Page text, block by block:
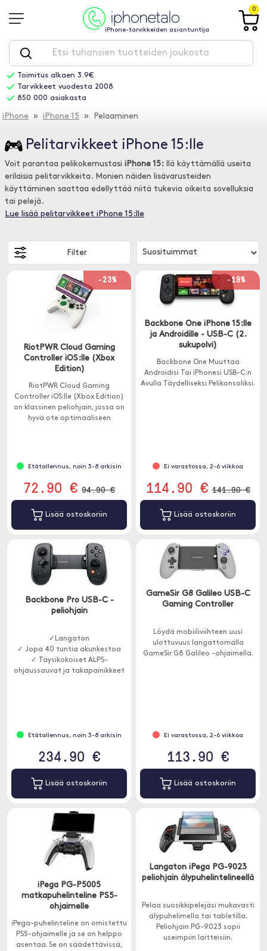
iPhone-tarvikkeiden asiantuntija
0
Toimitus alkaen 3.9€
Tarvikkeet vuodesta 2008
850 000 asiakasta
iPhone » iPhone 15 » Pelaaminen
Pelitarvikkeet iPhone 15:lle
Voit parantaa pelikokemustasi iPhone 15: llä käyttämällä useita
erilaisia pelitarvikkeita. Monien näiden lisävarusteiden
käyttäminen saattaa edellyttää niitä tukevia oikeita sovelluksia
tai pelejä.
Lue lisää pelitarvikkeet iPhone 15:lle
Filter
-23%
RiotPWR Cloud Gaming
Controller iOS:lle (Xbox
Edition)
RiotPWR Cloud Gaming
Controller iOS:lle (Xbox Edition)
on klassinen peliohjain, jossa on
hyvä ote optimaaliseen
Etätallennus, noin 3-8 arkisin
72.90 € 94.90 €
Lisää ostoskoriin
-19%
Backbone One iPhone 15:lle
ja Androidille - USB-C (2.
sukupolvi)
Backbone One Muuttaa
Androidisi Tai iPhonesi USB-C:n
Avulla Täydelliseksi Pelikonsoliksi.
Ei varastossa, 2-6 viikkoa
114.90 € 141.90 €
Lisää ostoskoriin
Backbone Pro USB-C -
peliohjain
✓Langaton
✓ Jopa 40 tuntia akunkestoa
✓ Täysikokoiset ALPS-
ohjaussauvat ja takapainikkeet
Etätallennus, noin 3-8 arkisin
234.90 €
Lisää ostoskoriin
GameSir G8 Galileo USB-C
Gaming Controller
Löydä mobiiliviihteen uusi
ulottuvuus langattomalla
GameSir G8 Galileo -ohjaimella.
Ei varastossa, 2-6 viikkoa
113.90 €
Lisää ostoskoriin
iPega PG-P5005
matkapuhelinteline PS5-
ohjaimelle
iPega-puhelinteline on omistettu
PS5-ohjaimelle ja se on helppo
asentaa. Se on säädettävissä,
Langaton iPega PG-9023
peliohjain älypuhelintelineellä
Pelaa suosikkipelejäsi mukavasti
älypuhelimella tai tabletilla.
Peliohjain PG-9023 sopii
useimpiin laitteisiin.